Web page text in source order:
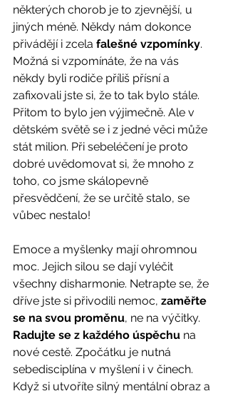
některých chorob je to zjevnější, u
jiných méně. Někdy nám dokonce
přivádějí i zcela falešné vzpomínky.
Možná si vzpomínáte, že na vás
někdy byli rodiče příliš přísní a
zafixovali jste si, že to tak bylo stále.
Přitom to bylo jen výjimečně. Ale v
dětském světě se i z jedné věci může
stát milion. Při sebeléčení je proto
dobré uvědomovat si, že mnoho z
toho, co jsme skálopevně
přesvědčení, že se určitě stalo, se
vůbec nestalo!
Emoce a myšlenky mají ohromnou
moc. Jejich silou se dají vyléčit
všechny disharmonie. Netrapte se, že
dříve jste si přivodili nemoc, zaměřte
se na svou proměnu, ne na výčitky.
Radujte se z každého úspěchu na
nové cestě. Zpočátku je nutná
sebedisciplína v myšlení i v činech.
Když si utvoříte silný mentální obraz a